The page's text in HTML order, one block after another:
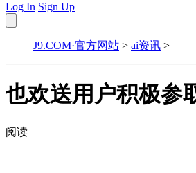
Log In Sign Up
J9.COM·官方网站 > ai资讯 >
也欢送用户积极参
阅读